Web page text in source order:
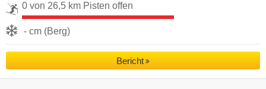
0 von 26,5 km Pisten offen
- cm (Berg)
Bericht